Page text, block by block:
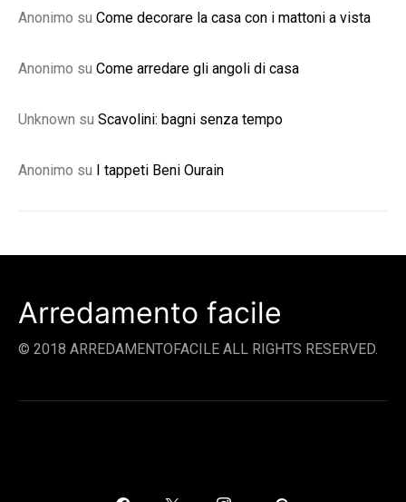
Anonimo su Come decorare la casa con i mattoni a vista
Anonimo su Come arredare gli angoli di casa
Unknown su Scavolini: bagni senza tempo
Anonimo su I tappeti Beni Ourain
Arredamento facile
© 2018 ARREDAMENTOFACILE ALL RIGHTS RESERVED.